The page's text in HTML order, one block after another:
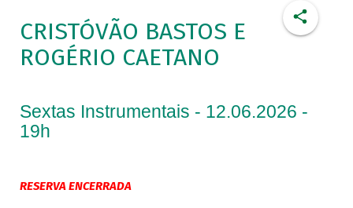
CRISTÓVÃO BASTOS E
ROGÉRIO CAETANO
Sextas Instrumentais - 12.06.2026 -
19h
RESERVA ENCERRADA